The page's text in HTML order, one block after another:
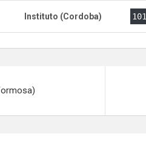
Instituto (Cordoba) 101